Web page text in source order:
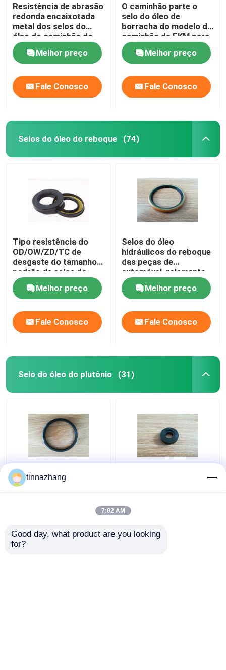
Resistência de abrasão
redonda encaixotada
metal dos selos do
óleo do caminhão do
tamanho padrão
Melhor preço
Fale Conosco
O caminhão parte o
selo do óleo de
borracha do modelo de
caminhão de FKM para
o eixo de manivela,
resistente de alta
temperatura
Melhor preço
Fale Conosco
Selos do óleo do reboque (74)
Tipo resistência do
OD/OW/ZD/TC de
desgaste do tamanho
padrão de selos do
óleo do reboque
Melhor preço
Fale Conosco
Selos do óleo
hidráulicos do reboque
das peças de
automóvel, rolamento
de borracha do carro
de motor do selo do
óleo do cubo de roda
dianteira
Melhor preço
Fale Conosco
Selo do óleo do plutônio (31)
Selo hidráulico do
bordo da resistência
durável do poliuretano
borracha/da
resistência lisa gaxeta
tinnazhang
7:02 AM
Good day, what product are you looking
for?